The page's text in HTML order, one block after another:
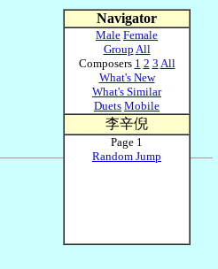
Navigator
Male Female
Group All
Composers 1 2 3 All
What's New
What's Similar
Duets Mobile
李辛倪
Page 1
Random Jump